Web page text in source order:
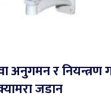
अनुगमन र नियन्त्रण
जडान